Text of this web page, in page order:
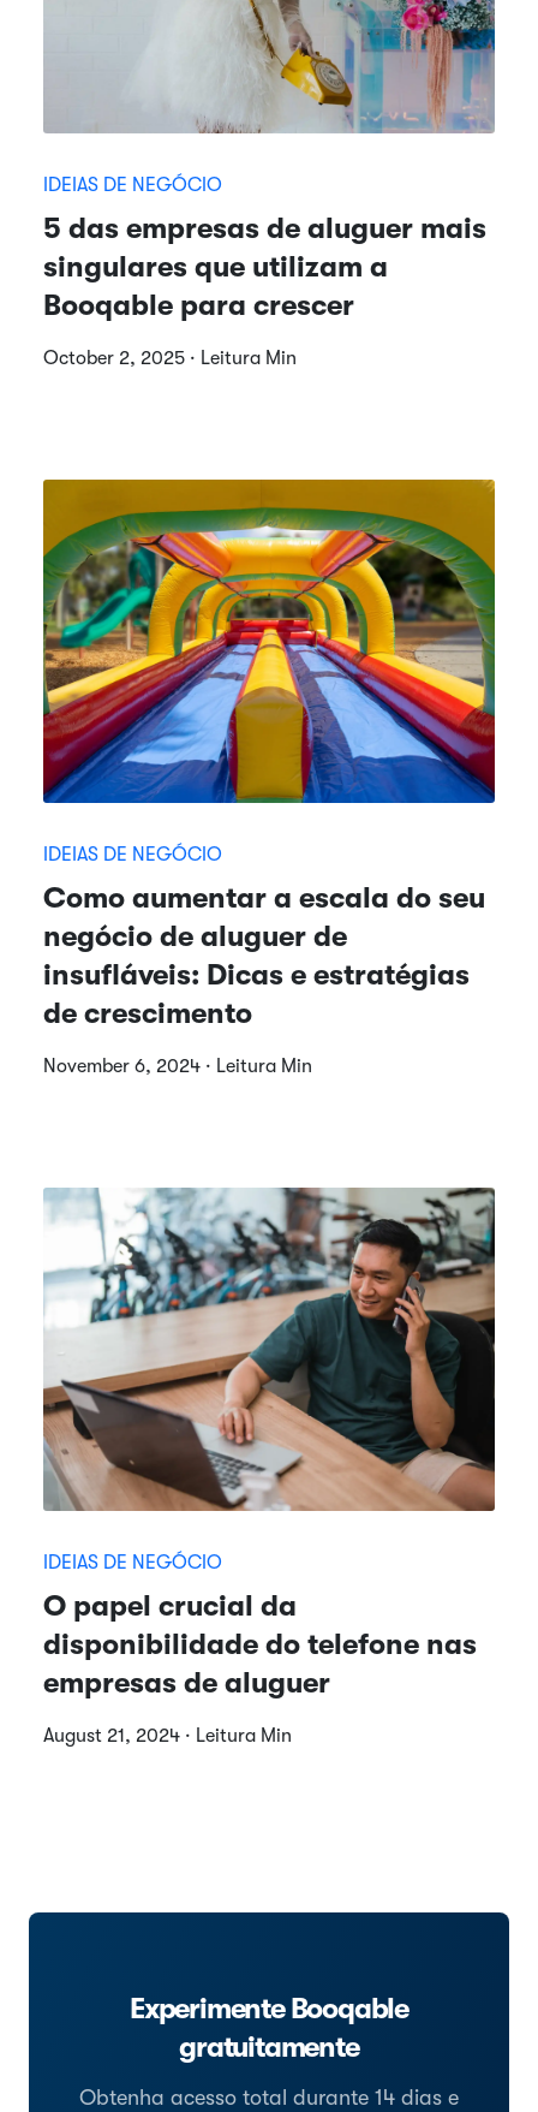
IDEIAS DE NEGÓCIO
5 das empresas de aluguer mais
singulares que utilizam a
Booqable para crescer
October 2, 2025 · Leitura Min
IDEIAS DE NEGÓCIO
Como aumentar a escala do seu
negócio de aluguer de
insufláveis: Dicas e estratégias
de crescimento
November 6, 2024 · Leitura Min
IDEIAS DE NEGÓCIO
O papel crucial da
disponibilidade do telefone nas
empresas de aluguer
August 21, 2024 · Leitura Min
Experimente Booqable
gratuitamente
Obtenha acesso total durante 14 dias e